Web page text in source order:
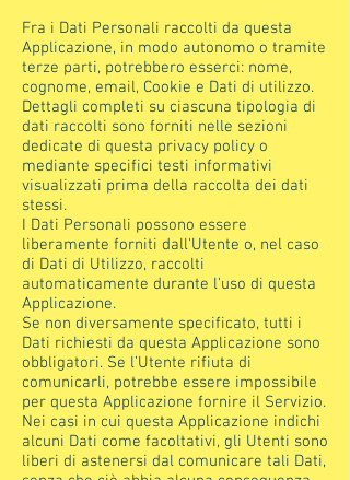
Fra i Dati Personali raccolti da questa
Applicazione, in modo autonomo o tramite
terze parti, potrebbero esserci: nome,
cognome, email, Cookie e Dati di utilizzo.
Dettagli completi su ciascuna tipologia di
dati raccolti sono forniti nelle sezioni
dedicate di questa privacy policy o
mediante specifici testi informativi
visualizzati prima della raccolta dei dati
stessi.
I Dati Personali possono essere
liberamente forniti dall'Utente o, nel caso
di Dati di Utilizzo, raccolti
automaticamente durante l'uso di questa
Applicazione.
Se non diversamente specificato, tutti i
Dati richiesti da questa Applicazione sono
obbligatori. Se l’Utente rifiuta di
comunicarli, potrebbe essere impossibile
per questa Applicazione fornire il Servizio.
Nei casi in cui questa Applicazione indichi
alcuni Dati come facoltativi, gli Utenti sono
liberi di astenersi dal comunicare tali Dati,